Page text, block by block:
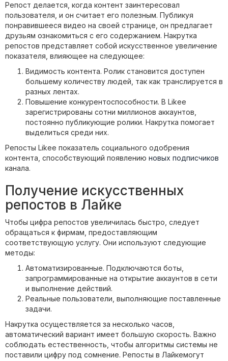
Репост делается, когда контент заинтересовал
пользователя, и он считает его полезным. Публикуя
понравившееся видео на своей странице, он предлагает
друзьям ознакомиться с его содержанием. Накрутка
репостов представляет собой искусственное увеличение
показателя, влияющее на следующее:
Видимость контента. Ролик становится доступен
большему количеству людей, так как транслируется в
разных лентах.
Повышение конкурентоспособности. В Likee
зарегистрированы сотни миллионов аккаунтов,
постоянно публикующие ролики. Накрутка помогает
выделиться среди них.
Репосты Likee показатель социального одобрения
контента, способствующий появлению новых подписчиков
канала.
Получение искусственных
репостов в Лайке
Чтобы цифра репостов увеличилась быстро, следует
обращаться к фирмам, предоставляющим
соответствующую услугу. Они используют следующие
методы:
Автоматизированные. Подключаются боты,
запрограммированные на открытие аккаунтов в сети
и выполнение действий.
Реальные пользователи, выполняющие поставленные
задачи.
Накрутка осуществляется за несколько часов,
автоматический вариант имеет большую скорость. Важно
соблюдать естественность, чтобы алгоритмы системы не
поставили цифру под сомнение. Репосты в Лайкемогут